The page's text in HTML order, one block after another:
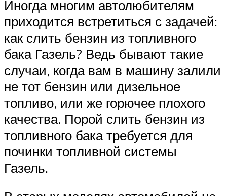
Меню
Иногда многим автолюбителям
приходится встретиться с задачей:
как слить бензин из топливного
бака Газель? Ведь бывают такие
случаи, когда вам в машину залили
не тот бензин или дизельное
топливо, или же горючее плохого
качества. Порой слить бензин из
топливного бака требуется для
починки топливной системы
Газель.